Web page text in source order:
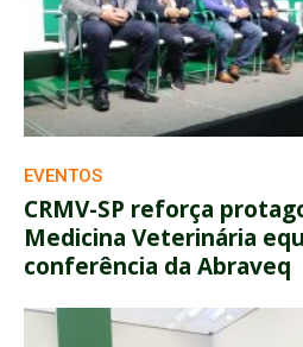
EVENTOS
CRMV-SP reforça
Medicina Veterinária
conferência da Abraveq